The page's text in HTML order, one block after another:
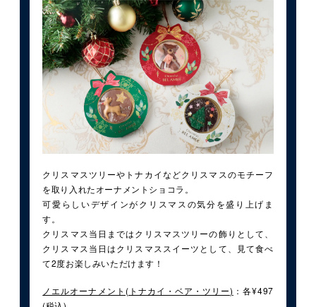
クリスマスツリーやトナカイなどクリスマスのモチーフ
を取り入れたオーナメントショコラ。
可愛らしいデザインがクリスマスの気分を盛り上げま
す。
クリスマス当日まではクリスマスツリーの飾りとして、
クリスマス当日はクリスマススイーツとして、見て食べ
て2度お楽しみいただけます！
ノエルオーナメント(トナカイ・ベア・ツリー) ：各¥497